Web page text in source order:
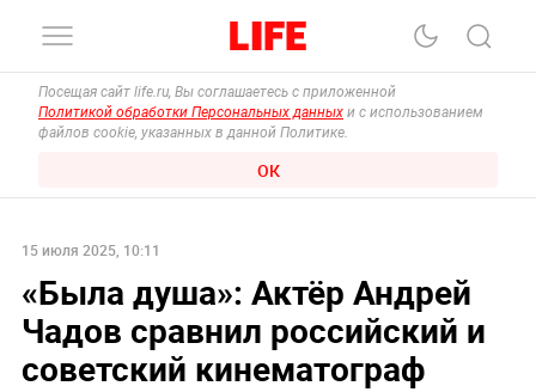
Посещая сайт life.ru, Вы соглашаетесь с приложенной
Политикой обработки Персональных данных и с использованием
файлов cookie, указанных в данной Политике.
ОК
15 июля 2025, 10:11
«Была душа»: Актёр Андрей
Чадов сравнил российский и
советский кинематограф